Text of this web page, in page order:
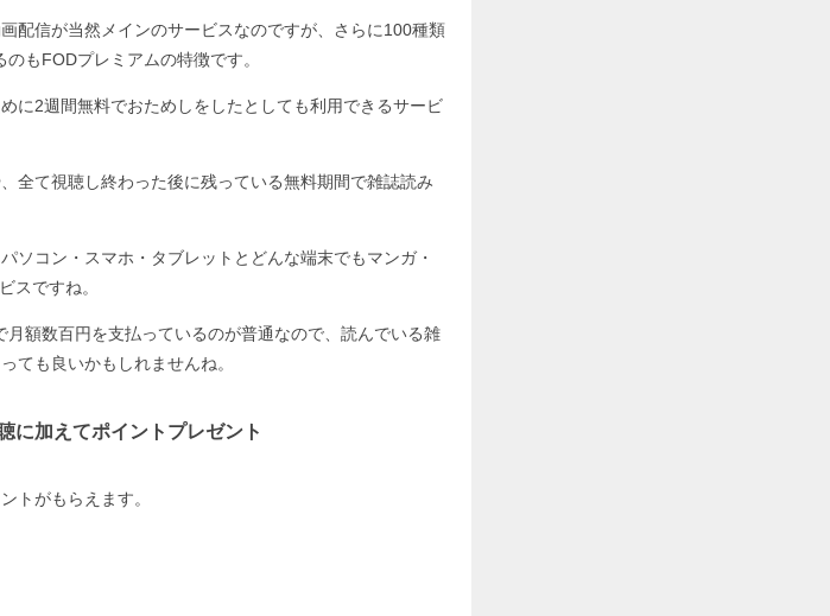
配信が当然メインのサービスなのですが、さらに100種類
もFODプレミアムの特徴です。
に2週間無料でおためしをしたとしても利用できるサービ
全て視聴し終わった後に残っている無料期間で雑誌読み
ソコン・スマホ・タブレットとどんな端末でもマンガ・
スですね。
額数百円を支払っているのが普通なので、読んでいる雑
ても良いかもしれませんね。
に加えてポイントプレゼント
トがもらえます。